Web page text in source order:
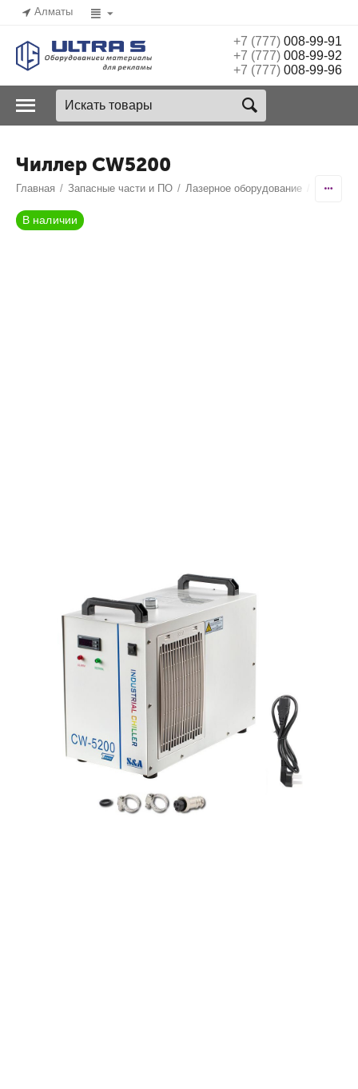
Алматы
+7 (777)008-99-91
+7 (777)008-99-92
+7 (777)008-99-96
Чиллер CW5200
Главная / Запасные части и ПО / Лазерное оборудование
В наличии